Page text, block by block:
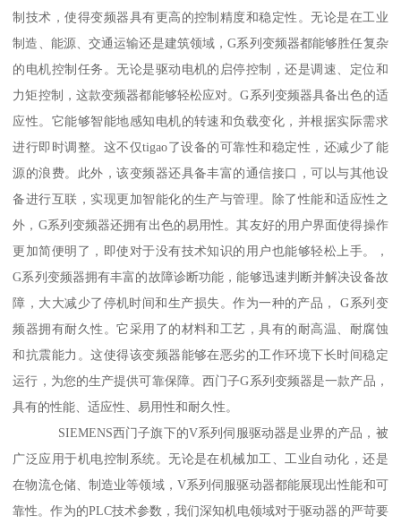
制技术，使得变频器具有更高的控制精度和稳定性。无论是在工业
制造、能源、交通运输还是建筑领域，G系列变频器都能够胜任复杂
的电机控制任务。无论是驱动电机的启停控制，还是调速、定位和
力矩控制，这款变频器都能够轻松应对。G系列变频器具备出色的适
应性。它能够智能地感知电机的转速和负载变化，并根据实际需求
进行即时调整。这不仅tigao了设备的可靠性和稳定性，还减少了能
源的浪费。此外，该变频器还具备丰富的通信接口，可以与其他设
备进行互联，实现更加智能化的生产与管理。除了性能和适应性之
外，G系列变频器还拥有出色的易用性。其友好的用户界面使得操作
更加简便明了，即使对于没有技术知识的用户也能够轻松上手。，
G系列变频器拥有丰富的故障诊断功能，能够迅速判断并解决设备故
障，大大减少了停机时间和生产损失。作为一种的产品， G系列变
频器拥有耐久性。它采用了的材料和工艺，具有的耐高温、耐腐蚀
和抗震能力。这使得该变频器能够在恶劣的工作环境下长时间稳定
运行，为您的生产提供可靠保障。西门子G系列变频器是一款产品，
具有的性能、适应性、易用性和耐久性。
SIEMENS西门子旗下的V系列伺服驱动器是业界的产品，被
广泛应用于机电控制系统。无论是在机械加工、工业自动化，还是
在物流仓储、制造业等领域，V系列伺服驱动器都能展现出性能和可
靠性。作为的PLC技术参数，我们深知机电领域对于驱动器的严苛要